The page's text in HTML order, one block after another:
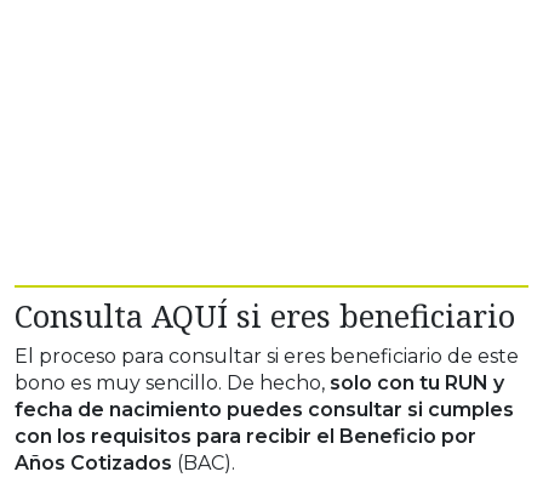
Consulta AQUÍ si eres beneficiario
El proceso para consultar si eres beneficiario de este
bono es muy sencillo. De hecho, solo con tu RUN y
fecha de nacimiento puedes consultar si cumples
con los requisitos para recibir el Beneficio por
Años Cotizados (BAC).